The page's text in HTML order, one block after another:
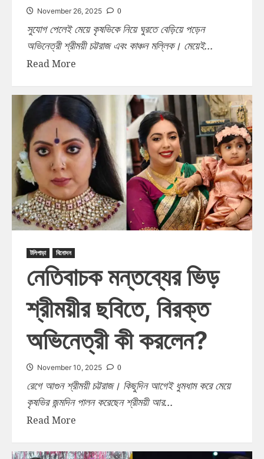
November 26, 2025 0
সুযোগ পেলেই মেয়ে কৃষভিকে নিয়ে ঘুরতে বেড়িয়ে পড়েন
অভিনেত্রী শ্রীময়ী চট্টরাজ এবং কাঞ্চন মল্লিক। মেয়েই...
Read More
টলিপাড়া বিনোদন
নেতিবাচক মন্তব্যের ভিড়
শ্রীময়ীর ছবিতে, বিরক্ত
অভিনেত্রী কী করলেন?
November 10, 2025 0
রেগে আগুন শ্রীময়ী চট্টরাজ। কিছুদিন আগেই ধুমধাম করে মেয়ে
কৃষভির জন্মদিন পালন করেছেন শ্রীময়ী আর...
Read More